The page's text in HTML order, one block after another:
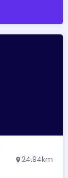
location_on 24.94km